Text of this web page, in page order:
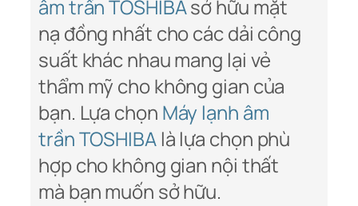
âm trần TOSHIBAsở hữu mặt
nạ đồng nhất cho các dải công
suất khác nhau mang lại vẻ
thẩm mỹ cho không gian của
bạn. Lựa chọn Máy lạnh âm
trần TOSHIBAlà lựa chọn phù
hợp cho không gian nội thất
mà bạn muốn sở hữu.